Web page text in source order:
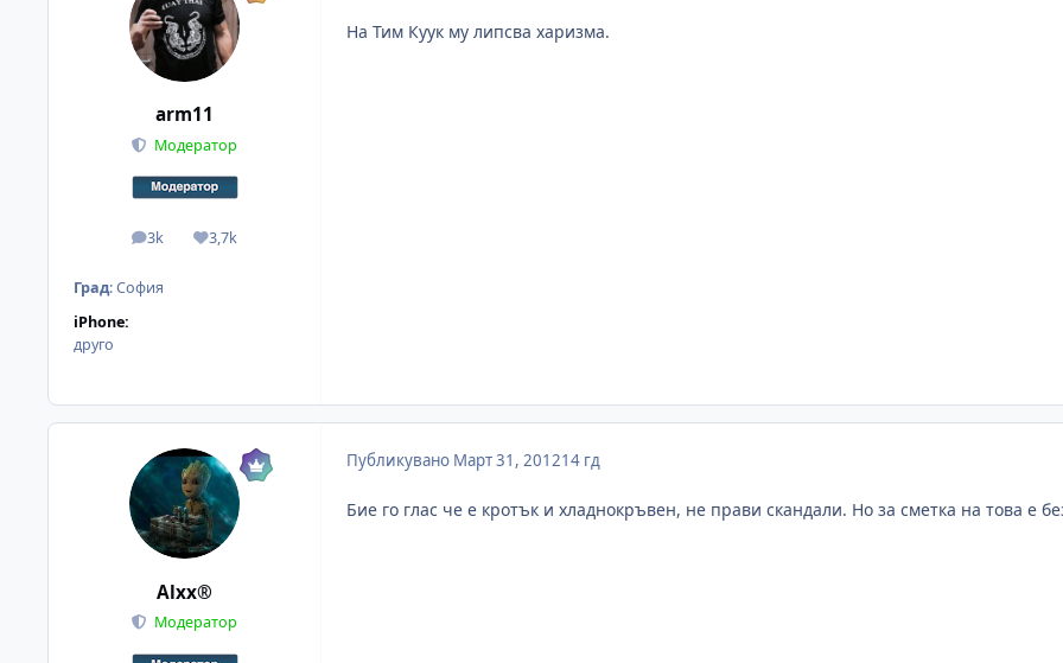
arm11
Модератор
3k
мнения 3,7k
Reputation
Град:София
iPhone:
друго
На Тим Куук му липсва харизма.
Alxx®
Модератор
Публикувано Март 31, 201214 гд
Бие го глас че е кротък и хладнокръвен, не прави скандали. Но за сметка на това е